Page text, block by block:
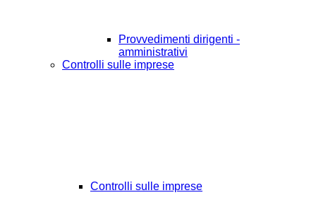
Provvedimenti dirigenti -
amministrativi
Controlli sulle imprese
Controlli sulle imprese